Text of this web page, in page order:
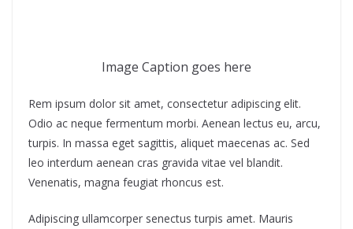
Image Caption goes here
Rem ipsum dolor sit amet, consectetur adipiscing elit.
Odio ac neque fermentum morbi. Aenean lectus eu, arcu,
turpis. In massa eget sagittis, aliquet maecenas ac. Sed
leo interdum aenean cras gravida vitae vel blandit.
Venenatis, magna feugiat rhoncus est.
Adipiscing ullamcorper senectus turpis amet. Mauris